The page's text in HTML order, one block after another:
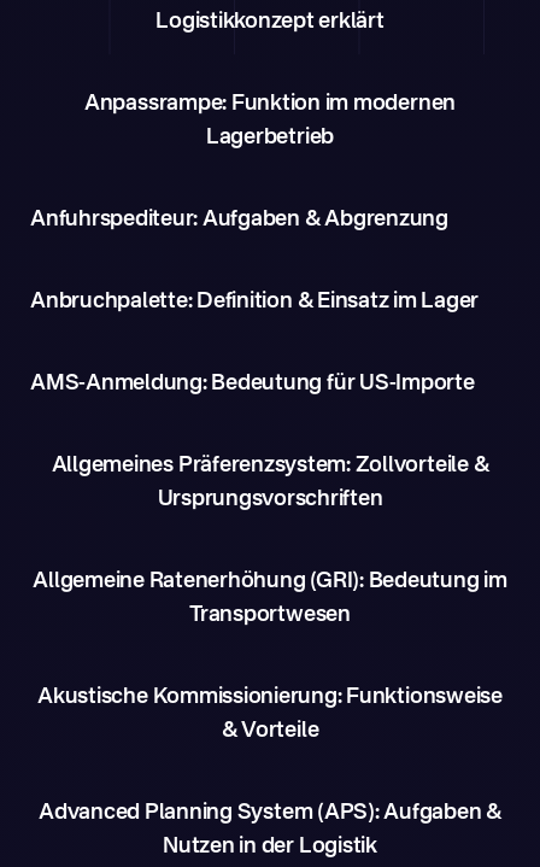
Logistikkonzept erklärt
Anpassrampe: Funktion im modernen
Lagerbetrieb
Anfuhrspediteur: Aufgaben & Abgrenzung
Anbruchpalette: Definition & Einsatz im Lager
AMS-Anmeldung: Bedeutung für US-Importe
Allgemeines Präferenzsystem: Zollvorteile &
Ursprungsvorschriften
Allgemeine Ratenerhöhung (GRI): Bedeutung im
Transportwesen
Akustische Kommissionierung: Funktionsweise
& Vorteile
Advanced Planning System (APS): Aufgaben &
Nutzen in der Logistik